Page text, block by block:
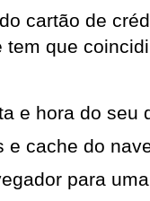
cartão de
tem que
e hora do seu
e cache do
para